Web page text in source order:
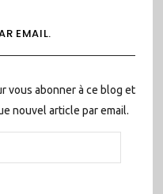
EMAIL.
vous abonner à ce blog et
nouvel article par email.